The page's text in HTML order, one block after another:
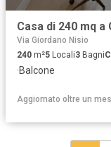
Casa di 240 mq
Via Giordano Nisio
240 m²5 Locali3 Bagni
·Balcone
Aggiornato oltre un